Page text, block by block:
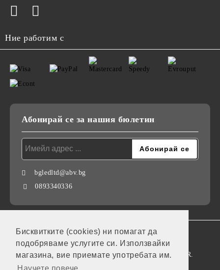
Бисквитките (cookies) ни помагат да
подобряваме услугите си. Използвайки
магазина, вие приемате употребата им.
Ние работим с
Абонирай се за нашия бюлетин
bgledltd@abv.bg
0893340336
GDPR
Нашият онлайн магазин е 100% съобразен с GDPR.